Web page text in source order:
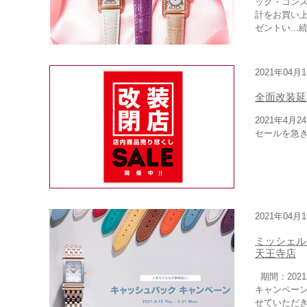
計をお買い
ゼントい...
2021年04月
全面改装
2021年4月
セールを急
2021年04月
ミッシェ
天王寺店
期間：
キャンペー
せていただ